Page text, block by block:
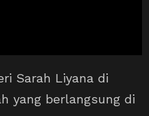
Sarah Liyana di
yang berlangsung di